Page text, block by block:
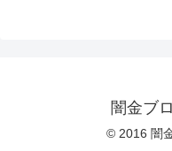
闇金ブ
© 2016 闇